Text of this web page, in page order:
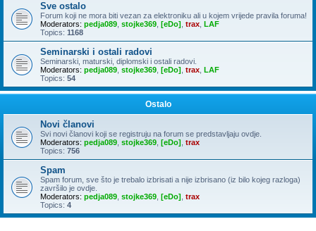
Sve ostalo
Forum koji ne mora biti vezan za elektroniku ali u kojem vrijede pravila foruma!
Moderators: pedja089 stojke369 [eDo] trax LAF
Topics: 1168
Seminarski i ostali radovi
Seminarski, maturski, diplomski i ostali radovi.
Moderators: pedja089 stojke369 [eDo] trax LAF
Topics: 54
Ostalo
Novi članovi
Svi novi članovi koji se registruju na forum se predstavljaju ovdje.
Moderators: pedja089 stojke369 [eDo] trax
Topics: 756
Spam
Spam forum, sve što je trebalo izbrisati a nije izbrisano (iz bilo kojeg razloga)
završilo je ovdje.
Moderators: pedja089 stojke369 [eDo] trax
Topics: 4